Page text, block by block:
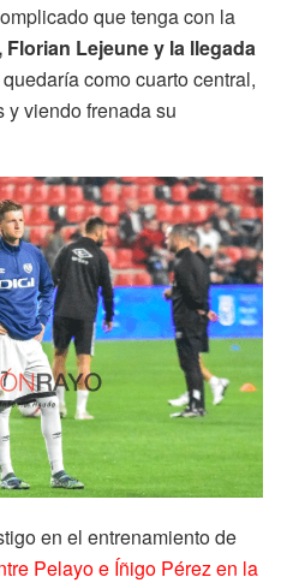
que tenga con la
Lejeune y la llegada
como cuarto central,
y viendo frenada su
en el entrenamiento de
Pelayo e Íñigo Pérez en la